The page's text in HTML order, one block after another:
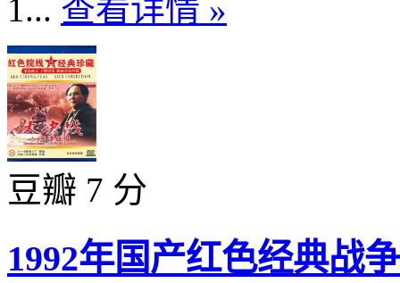
1... 查看详情 »
豆瓣 7 分
1992年国产红色经典战